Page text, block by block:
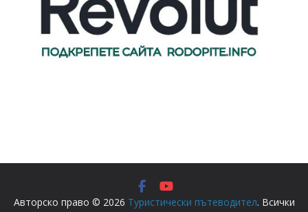
Авторско право © 2026 Туристически пътеводител. Всички